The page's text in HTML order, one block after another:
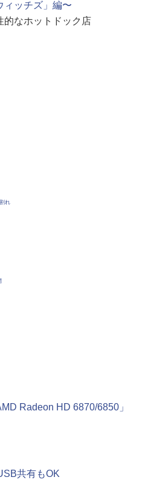
ィッチズ」編〜
的なホットドック店
れ
Radeon HD 6870/6850」
共有もOK